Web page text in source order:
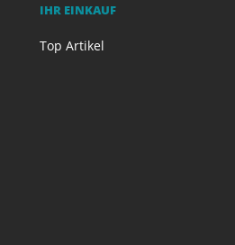
IHR EINKAUF
Top Artikel